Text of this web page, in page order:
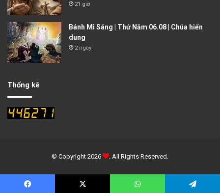
21 giờ
Bánh Mì Sáng | Thứ Năm 06.08 | Chúa hiển
dung
2 ngày
Thống kê
© Copyright 2026 . All Rights Reserved.